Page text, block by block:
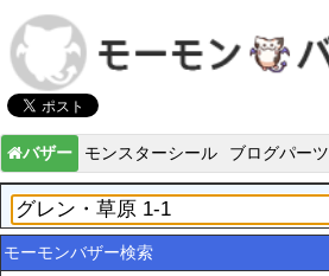
バザー モンスターシール ブログパーツ
モーモンバザー検索